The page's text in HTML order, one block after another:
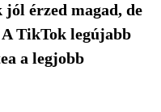
jól érzed magad, de
TikTok legújabb
a legjobb